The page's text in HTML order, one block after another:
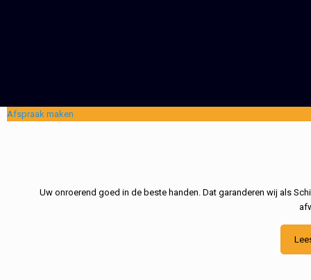
Afspraak maken
Uw onroerend goed in de beste handen. Dat garanderen wij als